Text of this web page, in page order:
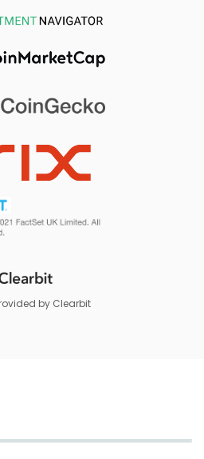
by Clearbit